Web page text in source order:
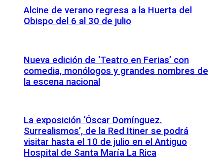
Alcine de verano regresa a la Huerta del
Obispo del 6 al 30 de julio
Nueva edición de ‘Teatro en Ferias’ con
comedia, monólogos y grandes nombres de
la escena nacional
La exposición ‘Óscar Domínguez.
Surrealismos’, de la Red Itiner se podrá
visitar hasta el 10 de julio en el Antiguo
Hospital de Santa María La Rica